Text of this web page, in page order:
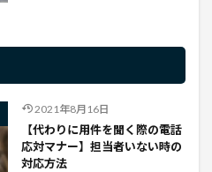
2021年8月16日
【代わりに用件を聞く際の電話
応対マナー】担当者いない時の
対応方法